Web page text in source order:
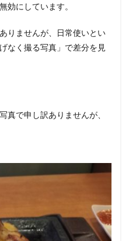
効にしています。
りませんが、日常使いとい
なく撮る写真」で差分を見
真で申し訳ありませんが、